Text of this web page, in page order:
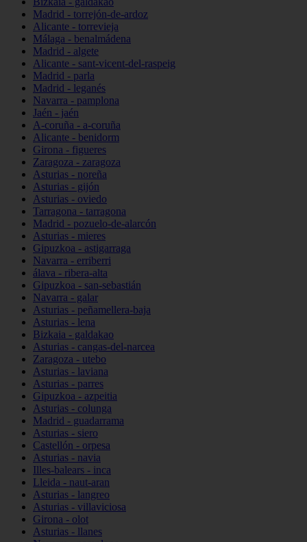
Madrid - torrejón-de-ardoz
Alicante - torrevieja
Málaga - benalmádena
Madrid - algete
Alicante - sant-vicent-del-raspeig
Madrid - parla
Madrid - leganés
Navarra - pamplona
Jaén - jaén
A-coruña - a-coruña
Alicante - benidorm
Girona - figueres
Zaragoza - zaragoza
Asturias - noreña
Asturias - gijón
Asturias - oviedo
Tarragona - tarragona
Madrid - pozuelo-de-alarcón
Asturias - mieres
Gipuzkoa - astigarraga
Navarra - erriberri
álava - ribera-alta
Gipuzkoa - san-sebastián
Navarra - galar
Asturias - peñamellera-baja
Asturias - lena
Bizkaia - galdakao
Asturias - cangas-del-narcea
Zaragoza - utebo
Asturias - laviana
Asturias - parres
Gipuzkoa - azpeitia
Asturias - colunga
Madrid - guadarrama
Asturias - siero
Castellón - orpesa
Asturias - navia
Illes-balears - inca
Lleida - naut-aran
Asturias - langreo
Asturias - villaviciosa
Girona - olot
Asturias - llanes